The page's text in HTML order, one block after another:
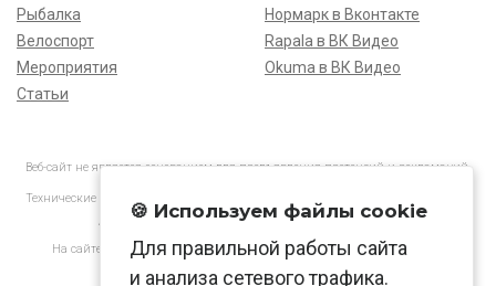
Рыбалка
Велоспорт
Мероприятия
Статьи
Нормарк в Вконтакте
Rapala в ВК Видео
Okuma в ВК Видео
Веб-сайт не является основанием для предъявления претензий и рекламаций,
Технические характеристики товаров могут отличаться от указанных на сайте.
АО «Нормарк» ИНН 7728172512 ОГРН 1037739603505
На сайте применяютсярекомендательные технологиив соответствии
🍪 Используем файлы cookie
Для правильной работы сайта
и анализа сетевого трафика.